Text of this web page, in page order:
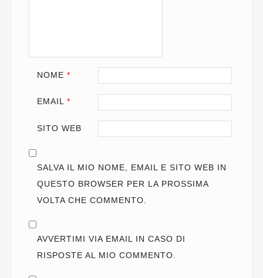
NOME *
EMAIL *
SITO WEB
SALVA IL MIO NOME, EMAIL E SITO WEB IN
QUESTO BROWSER PER LA PROSSIMA
VOLTA CHE COMMENTO.
AVVERTIMI VIA EMAIL IN CASO DI
RISPOSTE AL MIO COMMENTO.